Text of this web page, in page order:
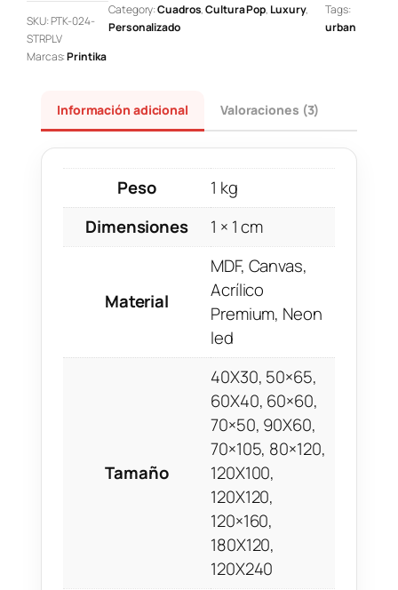
SKU:PTK-024-
STRPLV
Category:Cuadros, Cultura Pop, Luxury
Personalizado
Tags:
urban
Marcas:Printika
Información adicional Valoraciones (3)
Peso
1 kg
Dimensiones
1 × 1 cm
Material
MDF, Canvas,
Acrílico
Premium, Neon
led
Tamaño
40X30, 50×65,
60X40, 60×60,
70×50, 90X60,
70×105, 80×120,
120X100,
120X120,
120×160,
180X120,
120X240